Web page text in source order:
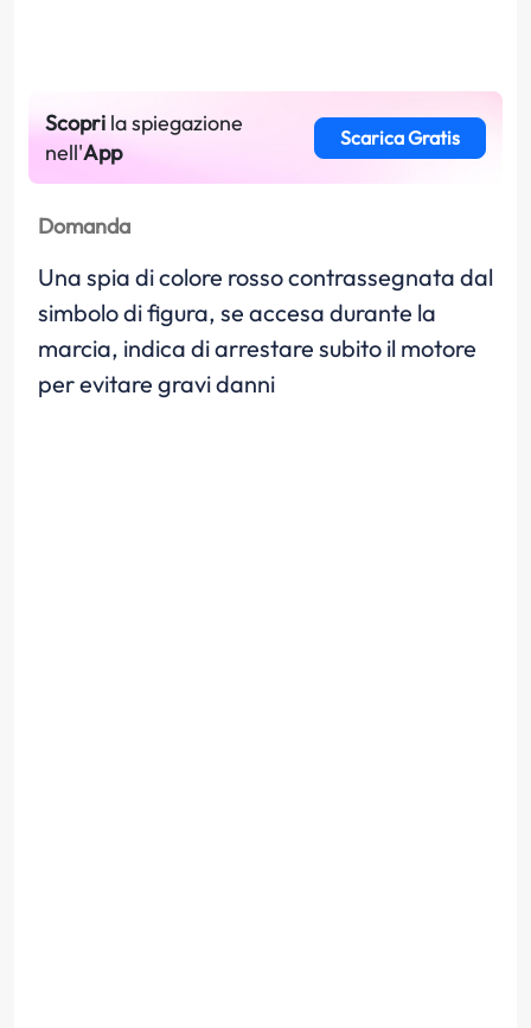
Scopri la spiegazione
nell'App
Scarica Gratis
Domanda
Una spia di colore rosso contrassegnata dal
simbolo di figura, se accesa durante la
marcia, indica di arrestare subito il motore
per evitare gravi danni